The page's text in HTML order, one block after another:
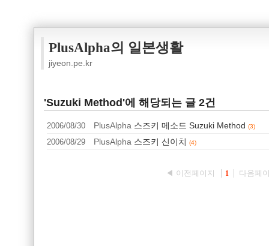
PlusAlpha의 일본생활
jiyeon.pe.kr
'Suzuki Method'에 해당되는 글 2건
2006/08/30 PlusAlpha 스즈키 메소드 Suzuki Method (3)
2006/08/29 PlusAlpha 스즈키 신이치 (4)
◀ 이전페이지 1 다음페